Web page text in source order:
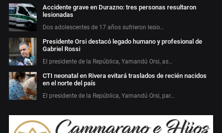
Accidente grave en Durazno: tres personas resultaron
lesionadas
Dos adolescentes de 17 años sufrieron lesio…
Presidente Orsi destacó legado humano y profesional de
Gabriel Rossi
El presidente de la República, Yamandú Orsi, as…
CTI neonatal en Rivera evitará traslados de recién nacidos
en el norte del país
El presidente de la República, Yamandú Orsi, par…